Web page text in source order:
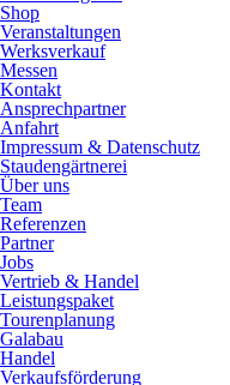
Shop
Veranstaltungen
Werksverkauf
Messen
Kontakt
Ansprechpartner
Anfahrt
Impressum & Datenschutz
Staudengärtnerei
Über uns
Team
Referenzen
Partner
Jobs
Vertrieb & Handel
Leistungspaket
Tourenplanung
Galabau
Handel
Verkaufsförderung